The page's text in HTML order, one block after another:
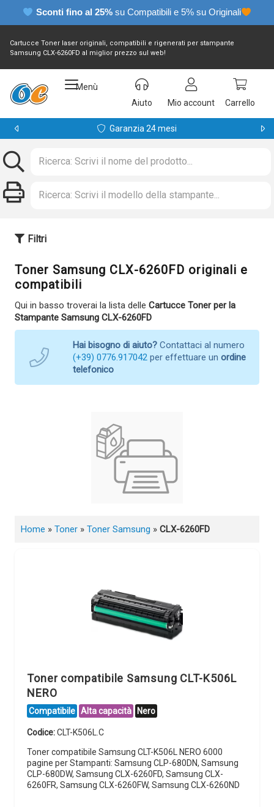
Sconti fino al 25% su Compatibili e 5% su Originali
Cartucce Toner laser originali, compatibili e rigenerati per stampante
Samsung CLX-6260FD al miglior prezzo sul web!
Menù
Aiuto
Mio account Carrello
Garanzia 24 mesi
Filtri
Toner Samsung CLX-6260FD originali e
compatibili
Qui in basso troverai la lista delle Cartucce Toner per la
Stampante Samsung CLX-6260FD
Hai bisogno di aiuto? Contattaci al numero
(+39) 0776.917042 per effettuare un ordine
telefonico
Home » Toner » Toner Samsung » CLX-6260FD
Toner compatibile Samsung CLT-K506L
NERO
Compatibile Alta capacità Nero
Codice:CLT-K506L.C
Toner compatibile Samsung CLT-K506L NERO 6000
pagine per Stampanti: Samsung CLP-680DN, Samsung
CLP-680DW, Samsung CLX-6260FD, Samsung CLX-
6260FR, Samsung CLX-6260FW, Samsung CLX-6260ND